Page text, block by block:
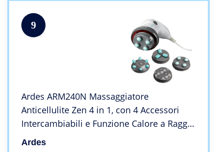
9
Ardes ARM240N Massaggiatore
Anticellulite Zen 4 in 1, con 4 Accessori
Intercambiabili e Funzione Calore a Raggi
Infrarossi con Pochette
Ardes